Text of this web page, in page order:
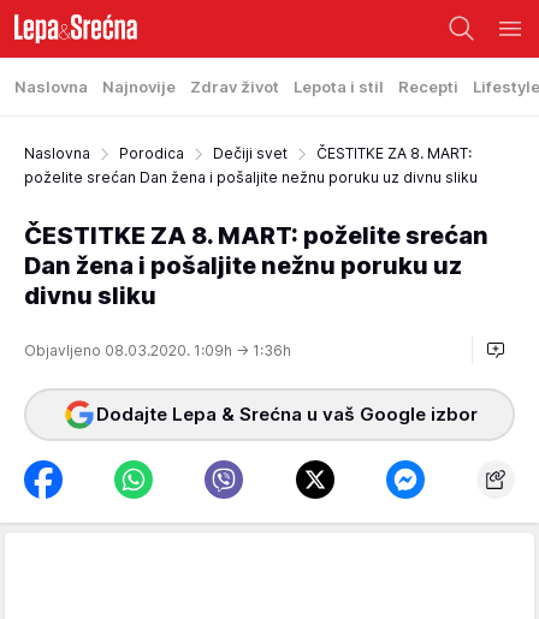
Naslovna Najnovije Zdrav život Lepota i stil Recepti Lifestyle
Naslovna Porodica Dečiji svet
ČESTITKE ZA 8. MART:
poželite srećan Dan žena i pošaljite nežnu poruku uz divnu sliku
ČESTITKE ZA 8. MART: poželite srećan
Dan žena i pošaljite nežnu poruku uz
divnu sliku
Objavljeno 08.03.2020. 1:09h → 1:36h
Dodajte Lepa & Srećna u vaš Google izbor